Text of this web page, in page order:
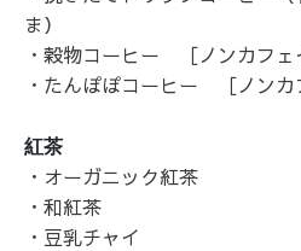
ま）
・穀物コーヒー
［ノンカフェ
・たんぽぽコーヒー
［ノン
紅茶
・オーガニック紅茶
・和紅茶
・豆乳チャイ